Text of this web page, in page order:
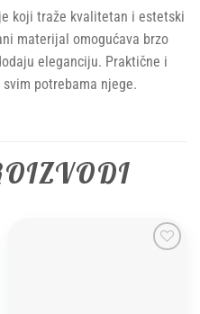
koji traže kvalitetan i estetski
materijal omogućava brzo
eleganciju. Praktične i
potrebama njege.